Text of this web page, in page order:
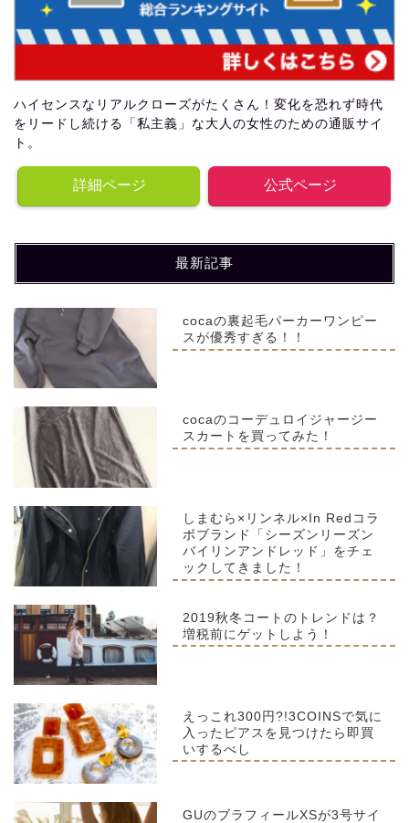
ハイセンスなリアルクローズがたくさん！変化を恐れず時代
をリードし続ける「私主義」な大人の女性のための通販サイ
ト。
詳細ページ 公式ページ
最新記事
cocaの裏起毛パーカーワンピー
スが優秀すぎる！！
cocaのコーデュロイジャージー
スカートを買ってみた！
しまむら×リンネル×In Redコラ
ボブランド「シーズンリーズン
バイリンアンドレッド」をチェ
ックしてきました！
2019秋冬コートのトレンドは？
増税前にゲットしよう！
えっこれ300円?!3COINSで気に
入ったピアスを見つけたら即買
いするべし
GUのブラフィールXSが3号サイ